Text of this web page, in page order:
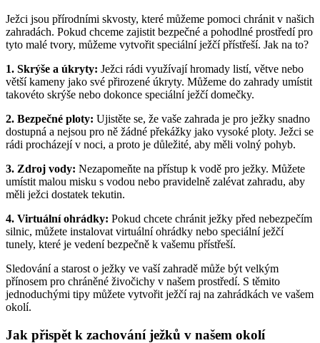
Ježci jsou přírodními skvosty, které můžeme pomoci chránit v našich
zahradách. Pokud chceme zajistit bezpečné a pohodlné prostředí pro
tyto malé tvory, můžeme vytvořit speciální ježčí přístřeší. Jak na to?
1. Skrýše a úkryty: Ježci rádi využívají hromady listí, větve nebo
větší kameny jako své přirozené úkryty. Můžeme do zahrady umístit
takovéto skrýše nebo dokonce speciální ježčí domečky.
2. Bezpečné ploty: Ujistěte se, že vaše zahrada je pro ježky snadno
dostupná a nejsou pro ně žádné překážky jako vysoké ploty. Ježci se
rádi procházejí v noci, a proto je důležité, aby měli volný pohyb.
3. Zdroj vody: Nezapomeňte na přístup k vodě pro ježky. Můžete
umístit malou misku s vodou nebo pravidelně zalévat zahradu, aby
měli ježci dostatek tekutin.
4. Virtuální ohrádky: Pokud chcete chránit ježky před nebezpečím
silnic, můžete instalovat virtuální ohrádky nebo speciální ježčí
tunely, které je vedení bezpečně k vašemu přístřeší.
Sledování a starost o ježky ve vaší zahradě může být velkým
přínosem pro chráněné živočichy v našem prostředí. S těmito
jednoduchými tipy můžete vytvořit ježčí raj na zahrádkách ve vašem
okolí.
Jak přispět k zachování ježků v našem okolí